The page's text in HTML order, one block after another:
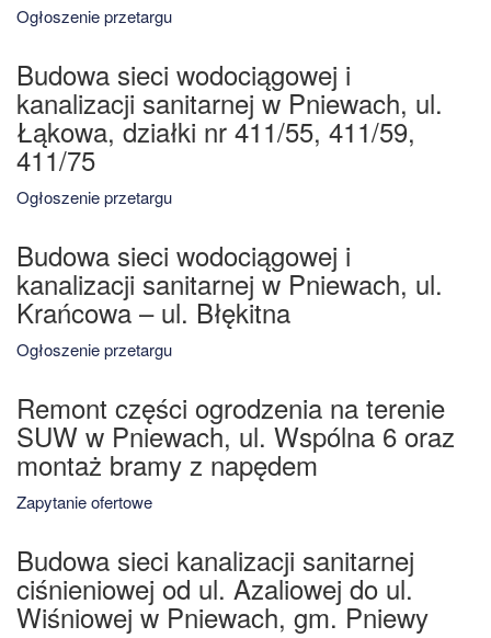
Ogłoszenie przetargu
Budowa sieci wodociągowej i
kanalizacji sanitarnej w Pniewach, ul.
Łąkowa, działki nr 411/55, 411/59,
411/75
Ogłoszenie przetargu
Budowa sieci wodociągowej i
kanalizacji sanitarnej w Pniewach, ul.
Krańcowa – ul. Błękitna
Ogłoszenie przetargu
Remont części ogrodzenia na terenie
SUW w Pniewach, ul. Wspólna 6 oraz
montaż bramy z napędem
Zapytanie ofertowe
Budowa sieci kanalizacji sanitarnej
ciśnieniowej od ul. Azaliowej do ul.
Wiśniowej w Pniewach, gm. Pniewy